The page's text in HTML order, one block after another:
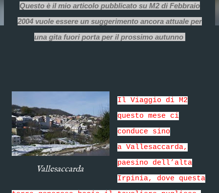
Questo è il mio articolo pubblicato su M2 di Febbraio
2004 vuole essere un suggerimento ancora attuale per
una gita fuori porta per il prossimo autunno
Vallesaccarda
Il Viaggio di M2
questo mese ci
conduce sino
a Vallesaccarda,
paesino dell’alta
Irpinia, dove questa